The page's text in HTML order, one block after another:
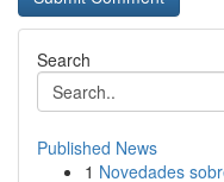
Search
Published News
1 Novedades